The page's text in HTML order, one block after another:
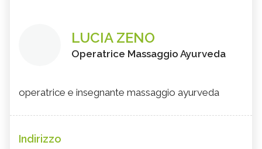
LUCIA ZENO
Operatrice Massaggio Ayurveda
operatrice e insegnante massaggio ayurveda
Indirizzo